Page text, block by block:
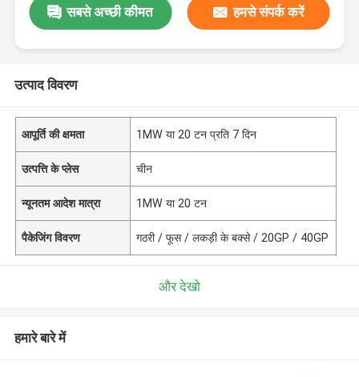
सबसे अच्छी कीमत हमसे संपर्क करें
उत्पाद विवरण
आपूर्ति की क्षमता 1MW या 20 टन प्रति 7 दिन
उत्पत्ति के प्लेस चीन
न्यूनतम आदेश मात्रा 1MW या 20 टन
पैकेजिंग विवरण गठरी / फूस / लकड़ी के बक्से / 20GP / 40GP
और देखो
हमारे बारे में